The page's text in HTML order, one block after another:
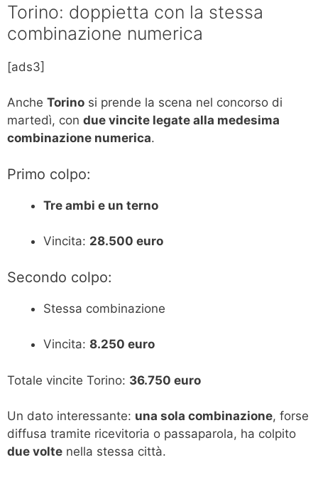
Torino: doppietta con la stessa
combinazione numerica
[ads3]
Anche Torino si prende la scena nel concorso di
martedì, con due vincite legate alla medesima
combinazione numerica.
Primo colpo:
Tre ambi e un terno
Vincita: 28.500 euro
Secondo colpo:
Stessa combinazione
Vincita: 8.250 euro
Totale vincite Torino: 36.750 euro
Un dato interessante: una sola combinazione, forse
diffusa tramite ricevitoria o passaparola, ha colpito
due volte nella stessa città.